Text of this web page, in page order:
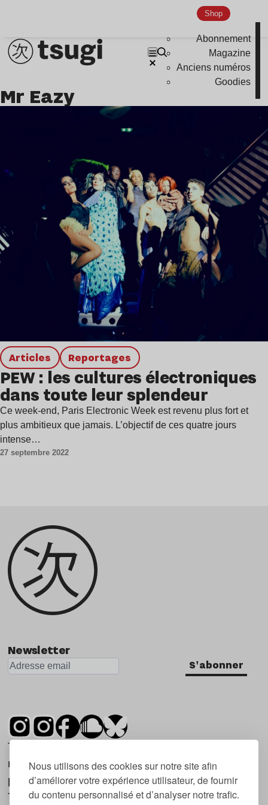
Nous utilisons des cookies sur notre site afin
d’améliorer votre expérience utilisateur, de fournir
du contenu personnalisé et d’analyser notre trafic.
Shop
Abonnement
Magazine
Anciens numéros
Goodies
Mr Eazy
Articles Reportages
PEW : les cultures électroniques
dans toute leur splendeur
Ce week-end, Paris Electronic Week est revenu plus fort et
plus ambitieux que jamais. L’objectif de ces quatre jours
intense…
27 septembre 2022
Newsletter
S'abonner
Tsugi est un mensuel indépendant sur la
musique et les nouvelles tendances, dont la
première parution date de 2007.
Tsugi en japonais signifie « prochain », « suivant